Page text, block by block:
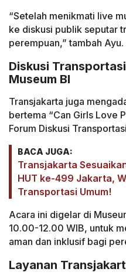
“Setelah menikmati live
ke diskusi publik seputar
perempuan,” tambah Ayu.
Diskusi
Museum BI
Transjakarta juga
bertema “Can Girls Love
Forum Diskusi
BACA JUGA:
Transjakarta
HUT ke-499 Jakarta,
Transportasi Umum!
Acara ini digelar di
10.00-12.00 WIB, untuk
aman dan inklusif bagi
Layanan